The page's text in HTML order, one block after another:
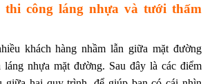
thi công láng nhựa và tưới thấm
khách hàng nhầm lẫn giữa mặt đường
láng nhựa mặt đường. Sau đây là các điểm